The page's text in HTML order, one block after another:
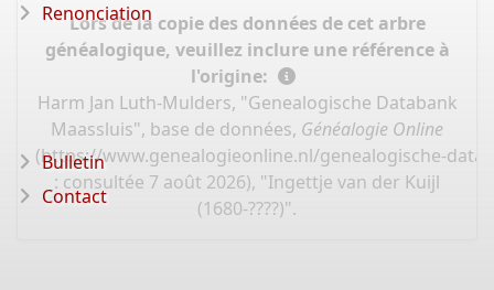
Lors de la copie des données de cet arbre
généalogique, veuillez inclure une référence à
l'origine:
Harm Jan Luth-Mulders, "Genealogische Databank
Maassluis", base de données, Généalogie Online
(https://www.genealogieonline.nl/genealogische-
: consultée 7 août 2026), "Ingettje van der Kuijl
(1680-????)".
Renonciation
Bulletin
Contact